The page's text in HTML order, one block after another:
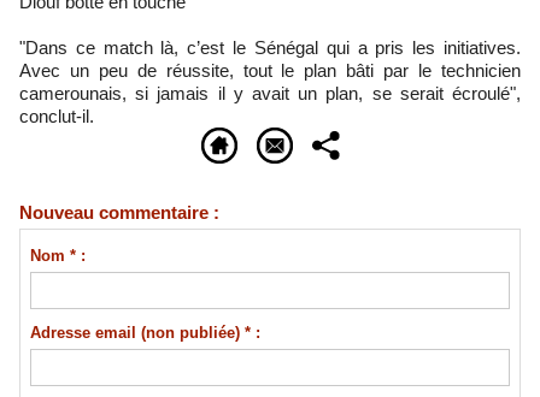
"Dans ce match là, c’est le Sénégal qui a pris les initiatives.
Avec un peu de réussite, tout le plan bâti par le technicien
camerounais, si jamais il y avait un plan, se serait écroulé",
conclut-il.
Nouveau commentaire :
Nom * :
Adresse email (non publiée) * :